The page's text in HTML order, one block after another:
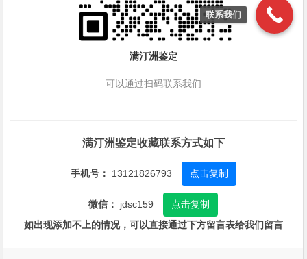
满汀洲鉴定
可以通过扫码联系我们
满汀洲鉴定收藏联系方式如下
手机号： 13121826793 点击复制
微信： jdsc159
点击复制
如出现添加不上的情况，可以直接通过下方留言表给我们留言
联系我们